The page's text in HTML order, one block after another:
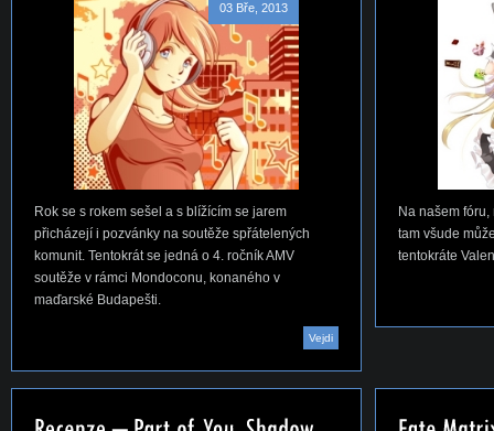
03 Bře, 2013
Rok se s rokem sešel a s blížícím se jarem
přicházejí i pozvánky na soutěže spřátelených
komunit. Tentokrát se jedná o 4. ročník AMV
soutěže v rámci Mondoconu, konaného v
maďarské Budapešti.
Vejdi
Na našem
tam všude
tentokráte